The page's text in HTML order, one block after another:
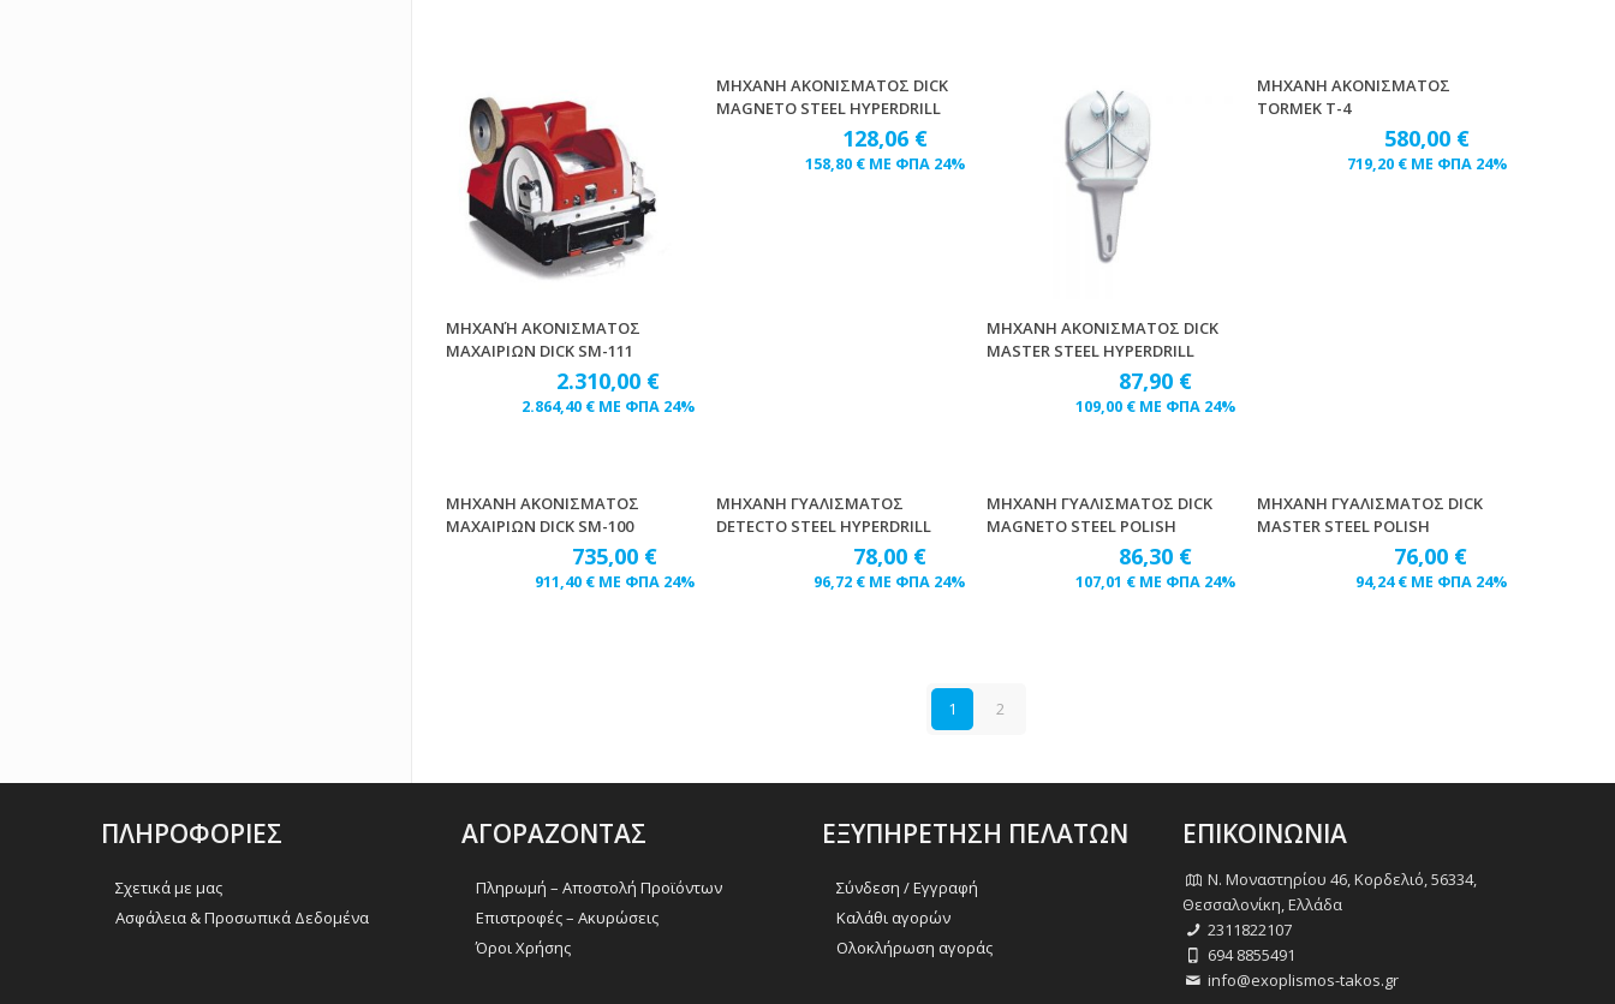
ΜΗΧΑΝΉ ΑΚΟΝΙΣΜΑΤΟΣ
ΜΑΧΑΙΡΙΩΝ DICK SM-111
2.310,00 €
2.864,40 € ΜΕ ΦΠΑ 24%
ΜΗΧΑΝΗ ΑΚΟΝΙΣΜΑΤΟΣ DICK
MAGNETO STEEL HYPERDRILL
128,06 €
158,80 € ΜΕ ΦΠΑ 24%
ΜΗΧΑΝΗ ΑΚΟΝΙΣΜΑΤΟΣ DICK
MASTER STEEL HYPERDRILL
87,90 €
109,00 € ΜΕ ΦΠΑ 24%
ΜΗΧΑΝΗ ΑΚΟΝΙΣΜΑΤΟΣ
TORMEK T-4
580,00 €
719,20 €ΜΕ ΦΠΑ 24%
ΜΗΧΑΝΗ ΑΚΟΝΙΣΜΑΤΟΣ
ΜΑΧΑΙΡΙΩΝ DICK SM-100
735,00 €
911,40 € ΜΕ ΦΠΑ 24%
ΜΗΧΑΝΗ ΓΥΑΛΙΣΜΑΤΟΣ
DETECTO STEEL HYPERDRILL
78,00 €
96,72 € ΜΕ ΦΠΑ 24%
ΜΗΧΑΝΗ ΓΥΑΛΙΣΜΑΤΟΣ DICK
MAGNETO STEEL POLISH
86,30 €
107,01 € ΜΕ ΦΠΑ 24%
ΜΗΧΑΝΗ ΓΥΑΛΙΣΜΑΤΟΣ DICK
MASTER STEEL POLISH
76,00 €
94,24€ΜΕ ΦΠΑ 24%
1 2
ΠΛΗΡΟΦΟΡΙΕΣ
Σχετικά με μας
Ασφάλεια & Προσωπικά Δεδομένα
ΑΓΟΡΑΖΟΝΤΑΣ
Πληρωμή – Αποστολή Προϊόντων
Επιστροφές – Ακυρώσεις
Όροι Χρήσης
ΕΞΥΠΗΡΕΤΗΣΗ ΠΕΛΑΤΩΝ
Σύνδεση / Εγγραφή
Καλάθι αγορών
Ολοκλήρωση αγοράς
ΕΠΙΚΟΙΝΩΝΙΑ
Ν. Μοναστηρίου 46, Κορδελιό, 56334,
Θεσσαλονίκη, Ελλάδα
2311822107
694 8855491
info@exoplismos-takos.gr